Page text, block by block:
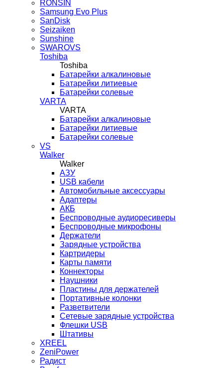
RONSIN
Samsung Evo Plus
SanDisk
Seizaiken
Sunshine
SWAROVS
Toshiba
Toshiba
Батарейки алкалиновые
Батарейки литиевые
Батарейки солевые
VARTA
VARTA
Батарейки алкалиновые
Батарейки литиевые
Батарейки солевые
VS
Walker
Walker
AЗУ
USB кабели
Автомобильные аксессуары
Адаптеры
АКБ
Беспроводные аудиоресиверы
Беспроводные микрофоны
Держатели
Зарядные устройства
Картридеры
Карты памяти
Коннекторы
Наушники
Пластины для держателей
Портативные колонки
Разветвители
Сетевые зарядные устройства
Флешки USB
Штативы
XREEL
ZeniPower
Радист